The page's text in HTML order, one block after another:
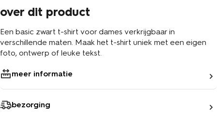
over dit product
Een basic zwart t-shirt voor dames verkrijgbaar in
verschillende maten. Maak het t-shirt uniek met een eigen
foto, ontwerp of leuke tekst.
meer informatie
bezorging